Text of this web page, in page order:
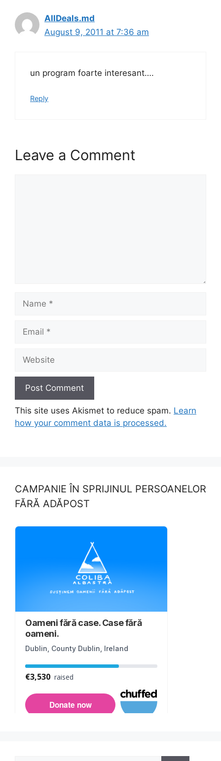
AllDeals.md
August 9, 2011 at 7:36 am
un program foarte interesant….
Reply
Leave a Comment
Name
Email
Website
This site uses Akismet to reduce spam. Learn
how your comment data is processed.
CAMPANIE ÎN SPRIJINUL PERSOANELOR
FĂRĂ ADĂPOST